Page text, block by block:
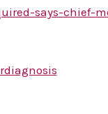
says-chief-